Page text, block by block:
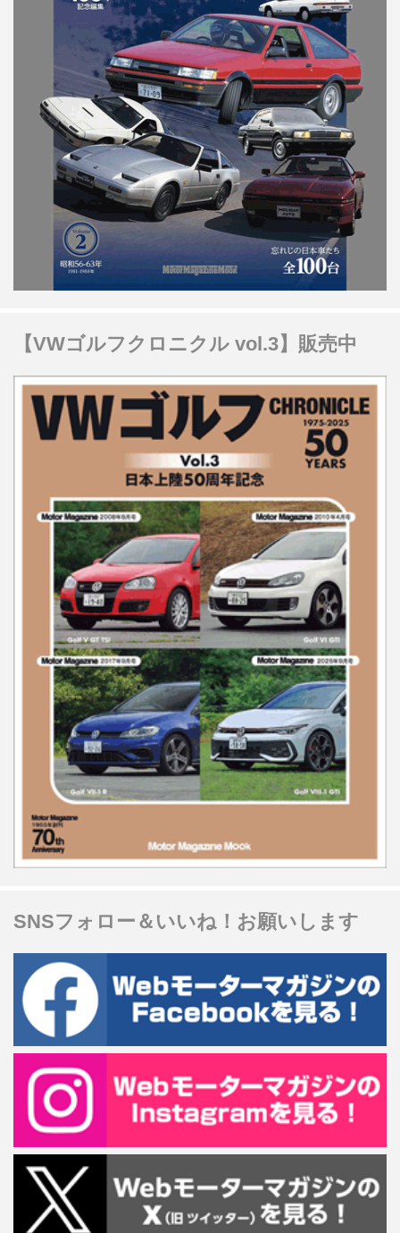
【VWゴルフクロニクル vol.3】販売中
SNSフォロー＆いいね！お願いします